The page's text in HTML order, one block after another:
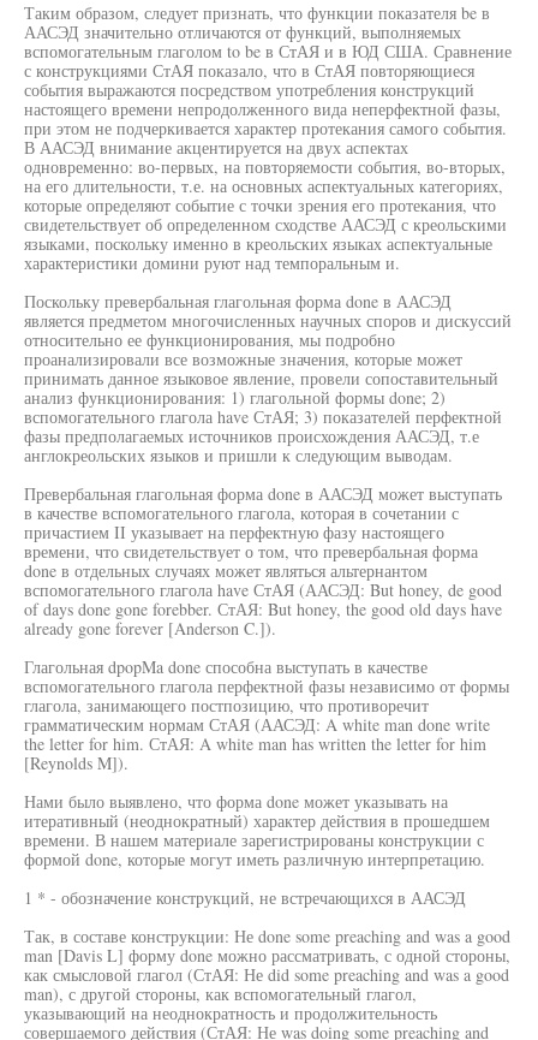
Таким образом, следует признать, что функции показателя be в
ААСЭД значительно отличаются от функций, выполняемых
вспомогательным глаголом to be в СтАЯ и в ЮД США. Сравнение
с конструкциями СтАЯ показало, что в СтАЯ повторяющиеся
события выражаются посредством употребления конструкций
настоящего времени непродолженного вида неперфектной фазы,
при этом не подчеркивается характер протекания самого события.
В ААСЭД внимание акцентируется на двух аспектах
одновременно: во-первых, на повторяемости события, во-вторых,
на его длительности, т.е. на основных аспектуальных категориях,
которые определяют событие с точки зрения его протекания, что
свидетельствует об определенном сходстве ААСЭД с креольскими
языками, поскольку именно в креольских языках аспектуальные
характеристики домини руют над темпоральным и.
Поскольку превербальная глагольная форма done в ААСЭД
является предметом многочисленных научных споров и дискуссий
относительно ее функционирования, мы подробно
проанализировали все возможные значения, которые может
принимать данное языковое явление, провели сопоставительный
анализ функционирования: 1) глагольной формы done; 2)
вспомогательного глагола have СтАЯ; 3) показателей перфектной
фазы предполагаемых источников происхождения ААСЭД, т.е
англокреольских языков и пришли к следующим выводам.
Превербальная глагольная форма done в ААСЭД может выступать
в качестве вспомогательного глагола, которая в сочетании с
причастием II указывает на перфектную фазу настоящего
времени, что свидетельствует о том, что превербальная форма
done в отдельных случаях может являться альтернантом
вспомогательного глагола have СтАЯ (ААСЭД: But honey, de good
of days done gone forebber. СтАЯ: But honey, the good old days have
already gone forever [Anderson C.]).
Глагольная dpopMa done способна выступать в качестве
вспомогательного глагола перфектной фазы независимо от формы
глагола, занимающего постпозицию, что противоречит
грамматическим нормам СтАЯ (ААСЭД: A white man done write
the letter for him. СтАЯ: A white man has written the letter for him
[Reynolds M]).
Нами было выявлено, что форма done может указывать на
итеративный (неоднократный) характер действия в прошедшем
времени. В нашем материале зарегистрированы конструкции с
формой done, которые могут иметь различную интерпретацию.
1 * - обозначение конструкций, не встречающихся в ААСЭД
Так, в составе конструкции: Не done some preaching and was a good
man [Davis L] форму done можно рассматривать, с одной стороны,
как смысловой глагол (СтАЯ: Не did some preaching and was a good
man), с другой стороны, как вспомогательный глагол,
указывающий на неоднократность и продолжительность
совершаемого действия (СтАЯ: Не was doing some preaching and